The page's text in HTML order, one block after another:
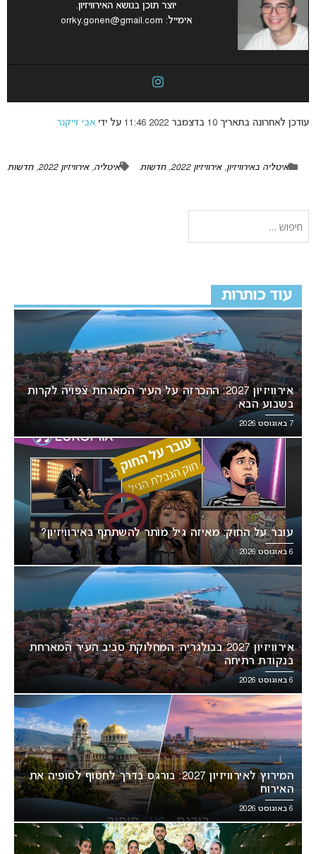
יוצר תוכן בנושא האירוויזיון.
אימייל: orrky.gonen@gmail.com
עודכן לאחרונה בתאריך 10 בדצמבר 2022 11:46 על ידי אבי זייקנר
איטליה באירוויזיון,אירוויזיון 2022 ,חדשות איטליה,אירוויזיון 2022 ,חדשות
עוד כותרות
אירוויזיון 2027: ההכרזה על העיר המארחת צפויה לקרות
בשבוע הבא
7 באוגוסט 2026
עובר על החוק: מאיזה גיל מותר להשתתף באירוויזיון?
6 באוגוסט 2026
אירוויזיון 2027 בבולגריה: המחלוקת סביב העיר המארחת
בנקודת רתיחה
6 באוגוסט 2026
המירוץ לאירוויזיון 2027: בורגס בדרך לחטוף לסופיה את
האירוח
6 באוגוסט 2026